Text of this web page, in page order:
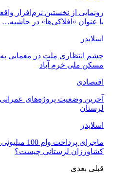
رونمایی از نخستین نرم‌افزار
با عنوان «افلاکی‌ها» در حاشیه…
اسلایدر
مسکن ملی خرم آباد
اقتصادی
آخرین وضعیت پروژه‌های
لرستان
اسلایدر
ماجرای
کشاورزان لرستانی چیست؟
قبلی بعدی